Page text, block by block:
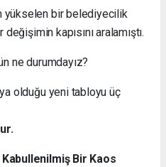
yükselen bir belediyecilik
kapısını aralamıştı.
ne durumdayız?
olduğu yeni tabloyu üç
Bir Kaos